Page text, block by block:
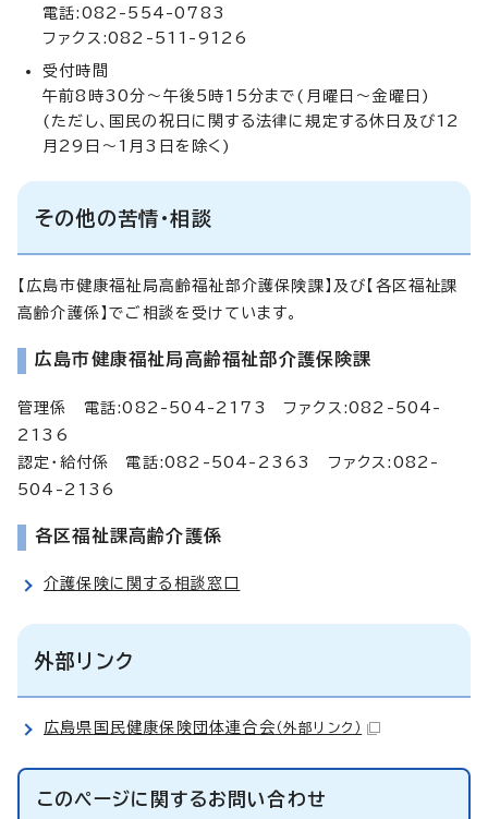
電話:082-554-0783
ファクス:082-511-9126
受付時間
午前8時30分～午後5時15分まで(月曜日～金曜日)
(ただし、国民の祝日に関する法律に規定する休日及び12
月29日～1月3日を除く)
その他の苦情・相談
【広島市健康福祉局高齢福祉部介護保険課】及び【各区福祉課
高齢介護係】でご相談を受けています。
広島市健康福祉局高齢福祉部介護保険課
管理係 電話:082-504-2173 ファクス:082-504-
2136
認定・給付係 電話:082-504-2363 ファクス:082-
504-2136
各区福祉課高齢介護係
介護保険に関する相談窓口
外部リンク
広島県国民健康保険団体連合会 （外部リンク）
このページに関するお問い合わせ